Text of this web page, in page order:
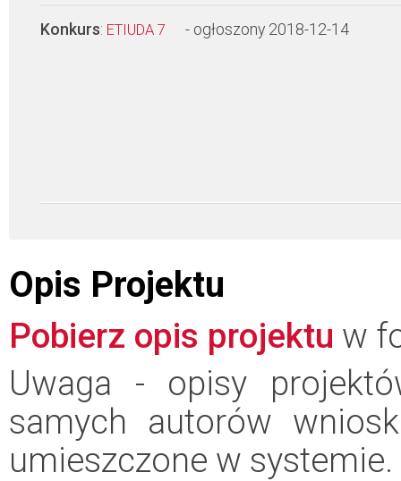
Konkurs: ETIUDA 7 - ogłoszony 2018-12-14
Opis Projektu
Pobierz opis projektu w
Uwaga - opisy
samych autorów
umieszczone w systemie.